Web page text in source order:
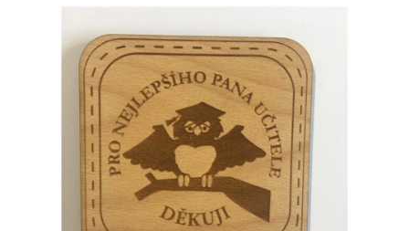
DŘEVĚNÉ DEKORACE
SEZÓNNÍ DEKORACE
DÁRKY Z LÁSKY